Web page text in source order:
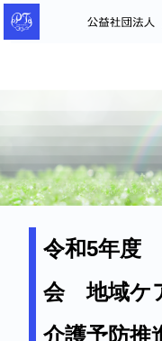
公
益
島
令和5年度
会 地域ケ
介護予防推